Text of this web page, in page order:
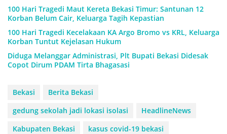
100 Hari Tragedi Maut Kereta Bekasi Timur: Santunan 12
Korban Belum Cair, Keluarga Tagih Kepastian
100 Hari Tragedi Kecelakaan KA Argo Bromo vs KRL, Keluarga
Korban Tuntut Kejelasan Hukum
Diduga Melanggar Administrasi, Plt Bupati Bekasi Didesak
Copot Dirum PDAM Tirta Bhagasasi
Bekasi
Berita Bekasi
gedung sekolah jadi lokasi isolasi
HeadlineNews
Kabupaten Bekasi
kasus covid-19 bekasi